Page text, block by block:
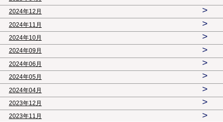
2024年12月 >
2024年11月 >
2024年10月 >
2024年09月 >
2024年06月 >
2024年05月 >
2024年04月 >
2023年12月 >
2023年11月 >